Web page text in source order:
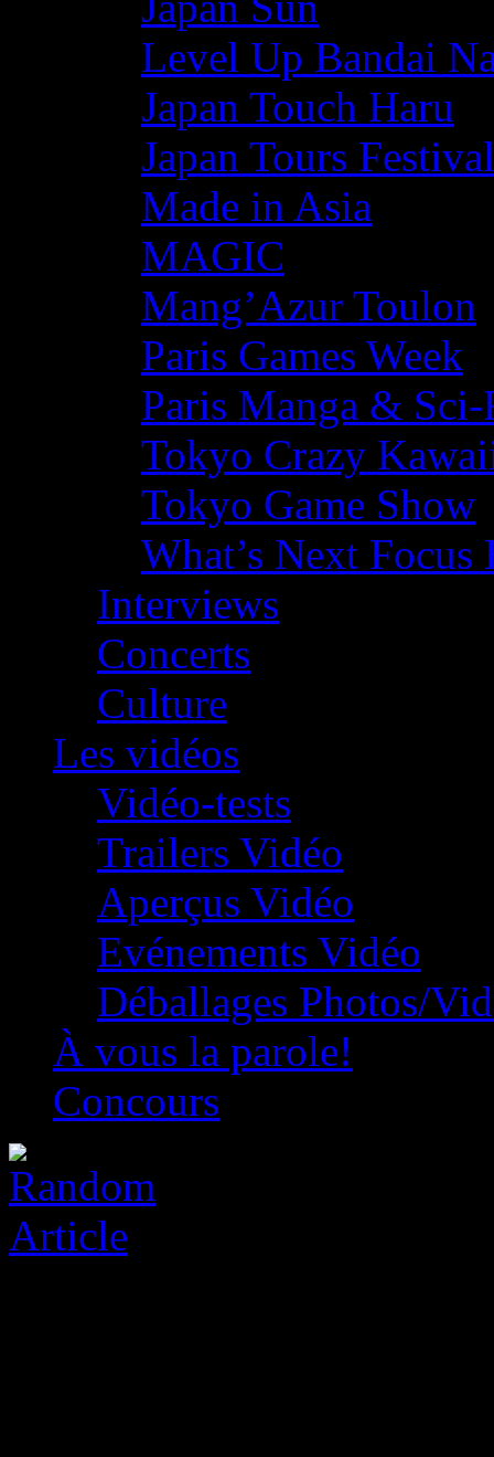
Level Up Bandai
Japan Touch Haru
Japan Tours Festival
Made in Asia
MAGIC
Mang’Azur Toulon
Paris Games Week
Paris Manga &
Tokyo Crazy
Tokyo Game Show
What’s Next
Interviews
Concerts
Culture
Les vidéos
Vidéo-tests
Trailers Vidéo
Aperçus Vidéo
Evénements Vidéo
Déballages Photos/
À vous la parole!
Concours